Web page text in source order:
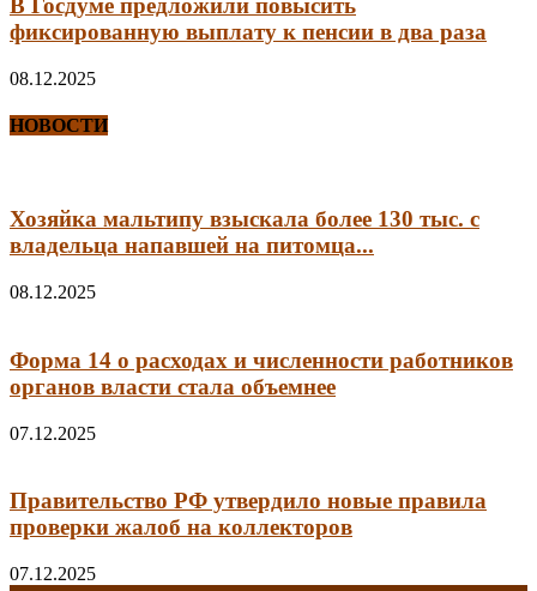
В Госдуме предложили повысить
фиксированную выплату к пенсии в два раза
08.12.2025
НОВОСТИ
Хозяйка мальтипу взыскала более 130 тыс. с
владельца напавшей на питомца...
08.12.2025
Форма 14 о расходах и численности работников
органов власти стала объемнее
07.12.2025
Правительство РФ утвердило новые правила
проверки жалоб на коллекторов
07.12.2025